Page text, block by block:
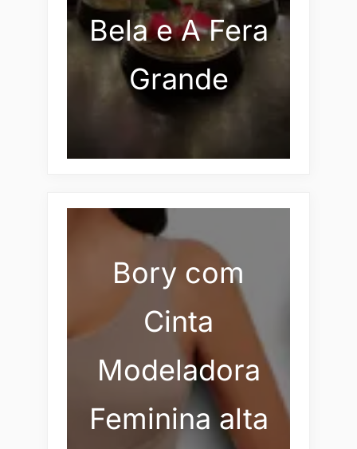
Bela e A Fera
Grande
Bory com
Cinta
Modeladora
Feminina alta